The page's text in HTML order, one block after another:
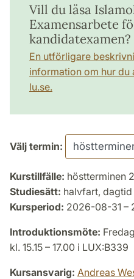
Vill du läsa
Examensarbete
kandidatexamen?
En utförligare
information om hur du
lu.se.
Välj termin:
Kurstillfälle: höstterminen
Studiesätt: halvfart, dagtid
Kursperiod: 2026-08-31 –
Introduktionsmöte:
kl. 15.15 – 17.00 i LUX:B339
Kursansvarig: Andreas